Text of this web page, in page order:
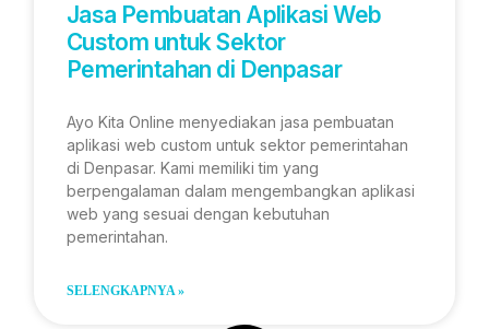
Jasa Pembuatan Aplikasi Web
Custom untuk Sektor
Pemerintahan di Denpasar
Ayo Kita Online menyediakan jasa pembuatan
aplikasi web custom untuk sektor pemerintahan
di Denpasar. Kami memiliki tim yang
berpengalaman dalam mengembangkan aplikasi
web yang sesuai dengan kebutuhan
pemerintahan.
SELENGKAPNYA »